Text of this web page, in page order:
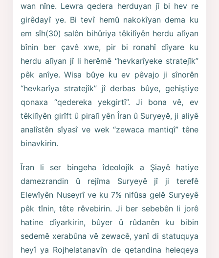
wan nîne. Lewra qedera herduyan jî bi hev re
girêdayî ye. Bi tevî hemû nakokîyan dema ku
em sîh(30) salên bihûriya têkilîyên herdu alîyan
bînin ber çavê xwe, pir bi ronahî dîyare ku
herdu alîyan jî li herêmê “hevkarîyeke stratejîk”
pêk anîye. Wisa bûye ku ev pêvajo ji sînorên
“hevkarîya stratejîk” jî derbas bûye, gehiştiye
qonaxa “qedereka yekgirtî”. Ji bona vê, ev
têkilîyên girîft û piralî yên Îran û Suryeyê, ji aliyê
analîstên sîyasî ve wek “zewaca mantiqî” têne
binavkirin.
Îran li ser bingeha îdeolojîk a Şiayê hatiye
damezrandin û rejîma Suryeyê jî ji terefê
Elewîyên Nuseyrî ve ku 7% nifûsa gelê Suryeyê
pêk tînin, tête rêvebirin. Ji ber sebebên li jorê
hatine dîyarkirin, bûyer û rûdanên ku bibin
sedemê xerabûna vê zewacê, yanî di statuquya
heyî ya Rojhelatanavîn de qetandina heleqeya